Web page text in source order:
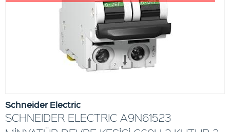
Schneider Electric
SCHNEIDER ELECTRIC A9N61523